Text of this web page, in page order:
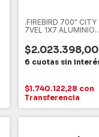
.FIREBIRD 700" CITY
7VEL 1X7 ALUMINIO
ELECTRICA
$2.023.398,00
$1.740.122,28 con
Transferencia